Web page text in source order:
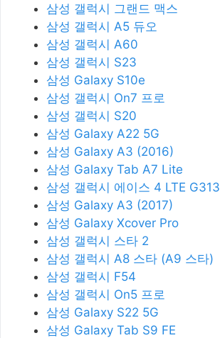
삼성 갤럭시 그랜드 맥스
삼성 갤럭시 A5 듀오
삼성 갤럭시 A60
삼성 갤럭시 S23
삼성 Galaxy S10e
삼성 갤럭시 On7 프로
삼성 갤럭시 S20
삼성 Galaxy A22 5G
삼성 Galaxy A3 (2016)
삼성 Galaxy Tab A7 Lite
삼성 갤럭시 에이스 4 LTE G313
삼성 Galaxy A3 (2017)
삼성 Galaxy Xcover Pro
삼성 갤럭시 스타 2
삼성 갤럭시 A8 스타 (A9 스타)
삼성 갤럭시 F54
삼성 갤럭시 On5 프로
삼성 Galaxy S22 5G
삼성 Galaxy Tab S9 FE